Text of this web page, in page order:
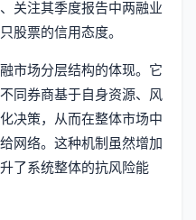
关注其季度报告中两融业
股票的信用态度。
市场分层结构的体现。它
同券商基于自身资源、风
决策，从而在整体市场中
网络。这种机制虽然增加
了系统整体的抗风险能